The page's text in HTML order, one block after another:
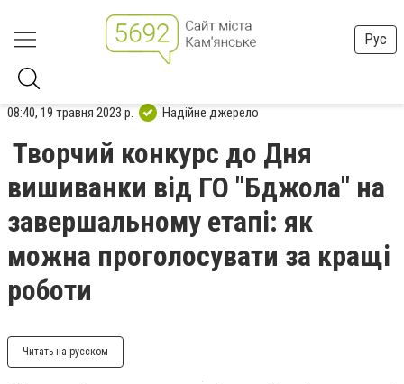
Рус
08:40, 19 травня 2023 р. Надійне джерело
Творчий конкурс до Дня
вишиванки від ГО "Бджола" на
завершальному етапі: як
можна проголосувати за кращі
роботи
Читать на русском